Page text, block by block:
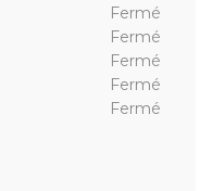
Fermé
Fermé
Fermé
Fermé
Fermé